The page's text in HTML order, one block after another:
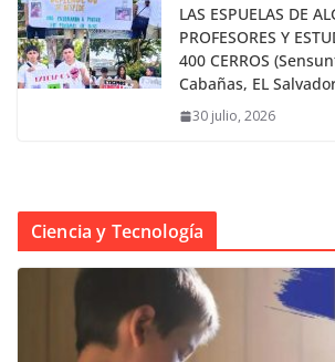
LAS ESPUELAS DE
PROFESORES Y
400 CERROS
Cabañas, EL
30 julio, 2026
Ciencia y Tecnología